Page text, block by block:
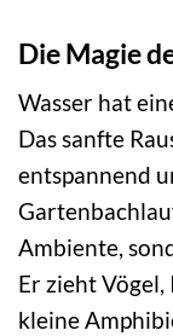
Die Magie
Wasser hat
Das sanfte
entspannend
Ambiente,
Er zieht
kleine